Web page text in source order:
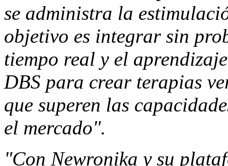
se administra la
objetivo es integrar sin
tiempo real y el
DBS para crear terapias
que superen las
el mercado".
"Con Newronika y su